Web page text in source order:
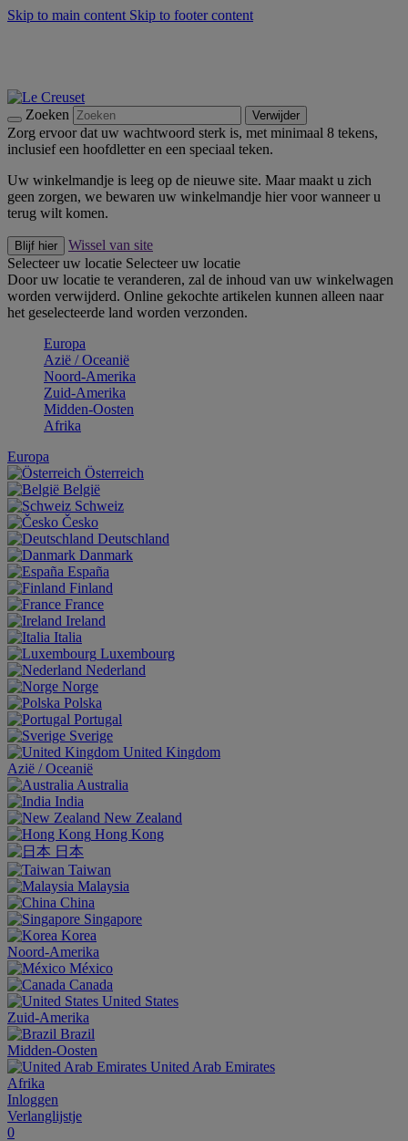
Skip to main content Skip to footer content
Zoeken Verwijder
Zorg ervoor dat uw wachtwoord sterk is, met minimaal 8 tekens,
inclusief een hoofdletter en een speciaal teken.
Uw winkelmandje is leeg op de nieuwe site. Maar maakt u zich
geen zorgen, we bewaren uw winkelmandje hier voor wanneer u
terug wilt komen.
Blijf hier
Wissel van site
Selecteer uw locatie Selecteer uw locatie
Door uw locatie te veranderen, zal de inhoud van uw winkelwagen
worden verwijderd. Online gekochte artikelen kunnen alleen naar
het geselecteerde land worden verzonden.
Europa
Aziё / Oceaniё
Noord-Amerika
Zuid-Amerika
Midden-Oosten
Afrika
Europa
Österreich
België
Schweiz
Česko
Deutschland
Danmark
España
Finland
France
Ireland
Italia
Luxembourg
Nederland
Norge
Polska
Portugal
Sverige
United Kingdom
Aziё / Oceaniё
Australia
India
New Zealand
Hong Kong
日本
Taiwan
Malaysia
China
Singapore
Korea
Noord-Amerika
México
Canada
United States
Zuid-Amerika
Brazil
Midden-Oosten
United Arab Emirates
Afrika
Inloggen
Verlanglijstje
0